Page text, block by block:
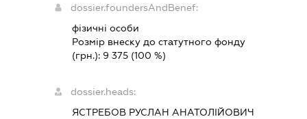
dossier.foundersAndBenef:
фізичні особи
Розмір внеску до статутного фонду
(грн.): 9 375(100 %)
dossier.heads:
ЯСТРЕБОВ РУСЛАН АНАТОЛІЙОВИЧ